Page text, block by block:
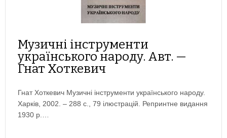
Музичні інструменти
українського народу. Авт. —
Гнат Хоткевич
Гнат Хоткевич Музичні інструменти українського народу.
Харків, 2002. – 288 с., 79 ілюстрацій. Репринтне видання
1930 р.…